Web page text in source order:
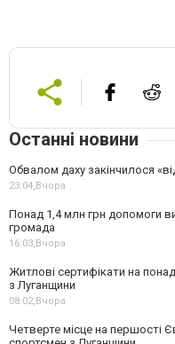
Останні новини
Обвалом даху закінчилося
23:04,Вчора
Понад 1,4 млн грн допомоги
громада
16:03,Вчора
Житлові сертифікати на
з Луганщини
08:02,Вчора
Четверте місце на першості